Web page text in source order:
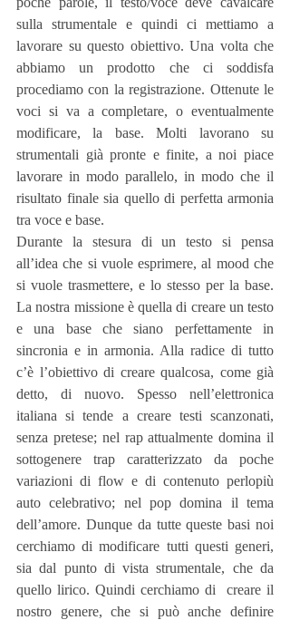
sulla strumentale e quindi ci mettiamo a
lavorare su questo obiettivo. Una volta che
abbiamo un prodotto che ci soddisfa
procediamo con la registrazione. Ottenute le
voci si va a completare, o eventualmente
modificare, la base. Molti lavorano su
strumentali già pronte e finite, a noi piace
lavorare in modo parallelo, in modo che il
risultato finale sia quello di perfetta armonia
tra voce e base.
Durante la stesura di un testo si pensa
all’idea che si vuole esprimere, al mood che
si vuole trasmettere, e lo stesso per la base.
La nostra missione è quella di creare un testo
e una base che siano perfettamente in
sincronia e in armonia. Alla radice di tutto
c’è l’obiettivo di creare qualcosa, come già
detto, di nuovo. Spesso nell’elettronica
italiana si tende a creare testi scanzonati,
senza pretese; nel rap attualmente domina il
sottogenere trap caratterizzato da poche
variazioni di flow e di contenuto perlopiù
auto celebrativo; nel pop domina il tema
dell’amore. Dunque da tutte queste basi noi
cerchiamo di modificare tutti questi generi,
sia dal punto di vista strumentale, che da
quello lirico. Quindi cerchiamo di  creare il
nostro genere, che si può anche definire